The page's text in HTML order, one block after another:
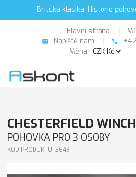
Britská klasika: Historie
Hlavní strana
email Napiště nám phone
Měna:
CHESTERFIELD
POHOVKA PRO 3 OSOBY
KÓD PRODUKTU: 3649